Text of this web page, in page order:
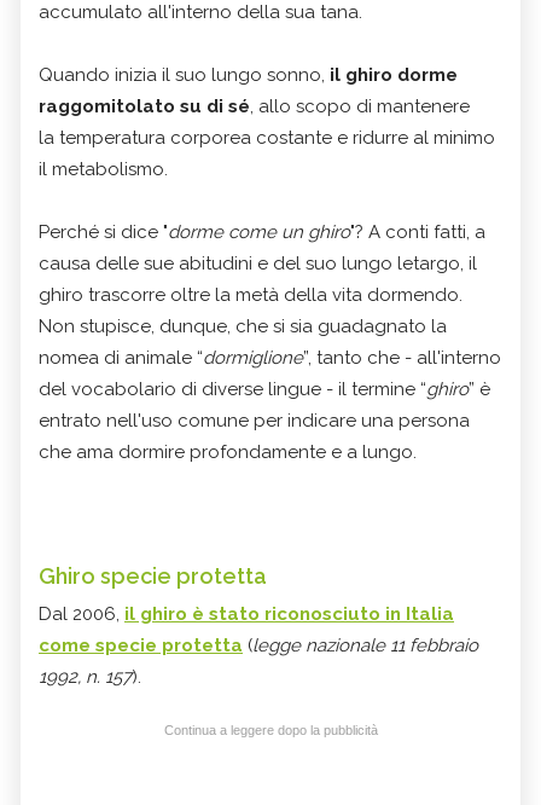
accumulato all'interno della sua tana.
Quando inizia il suo lungo sonno, il ghiro dorme
raggomitolato su di sé, allo scopo di mantenere
la temperatura corporea costante e ridurre al minimo
il metabolismo.
Perché si dice "dorme come un ghiro"? A conti fatti, a
causa delle sue abitudini e del suo lungo letargo, il
ghiro trascorre oltre la metà della vita dormendo.
Non stupisce, dunque, che si sia guadagnato la
nomea di animale “dormiglione”, tanto che - all'interno
del vocabolario di diverse lingue - il termine “ghiro” è
entrato nell'uso comune per indicare una persona
che ama dormire profondamente e a lungo.
Ghiro specie protetta
Dal 2006, il ghiro è stato riconosciuto in Italia
come specie protetta (legge nazionale 11 febbraio
1992, n. 157).
Continua a leggere dopo la pubblicità